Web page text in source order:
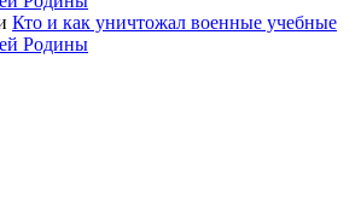
Кто и как уничтожал военные учебные
Родины